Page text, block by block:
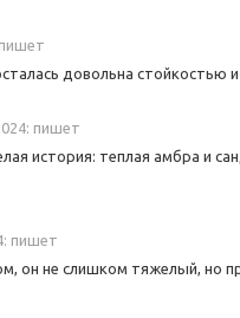
пишет
довольна
пишет
история: теплая амбра и
пишет
он не слишком тяжелый, но